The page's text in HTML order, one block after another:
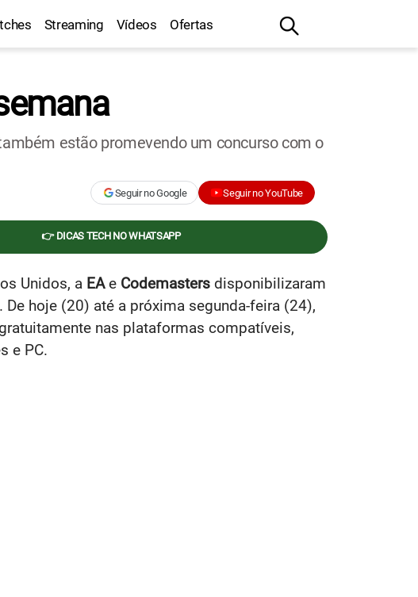
Streaming Vídeos Ofertas
estão promevendo um concurso com o
Seguir no Google Seguir no YouTube
👉 DICAS TECH NO WHATSAPP
Unidos, a EAe Codemasters disponibilizaram
. De hoje (20) até a próxima segunda-feira (24),
nas plataformas compatíveis,
e PC.